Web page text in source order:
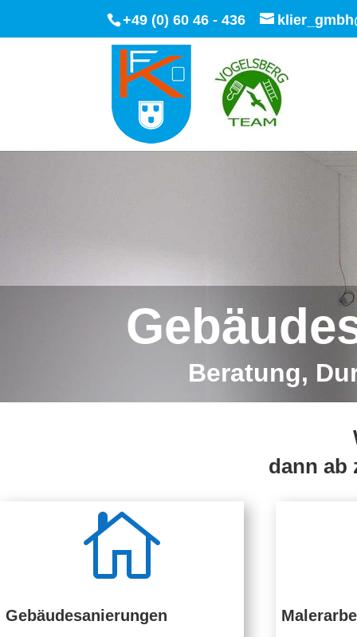
+49 (0) 60 46 - 436
Beratung,
dann ab

Gebäudesanierungen